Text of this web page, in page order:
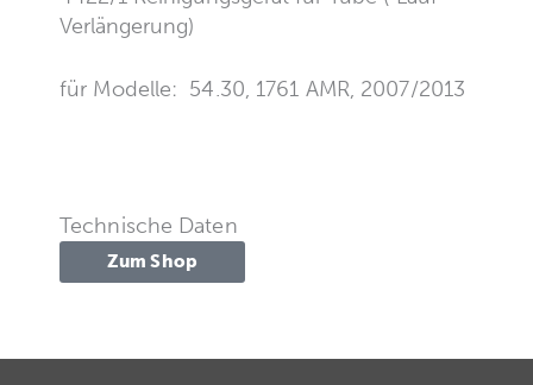
Verlängerung)
für Modelle: 54.30, 1761 AMR, 2007/2013
Technische Daten
Zum Shop